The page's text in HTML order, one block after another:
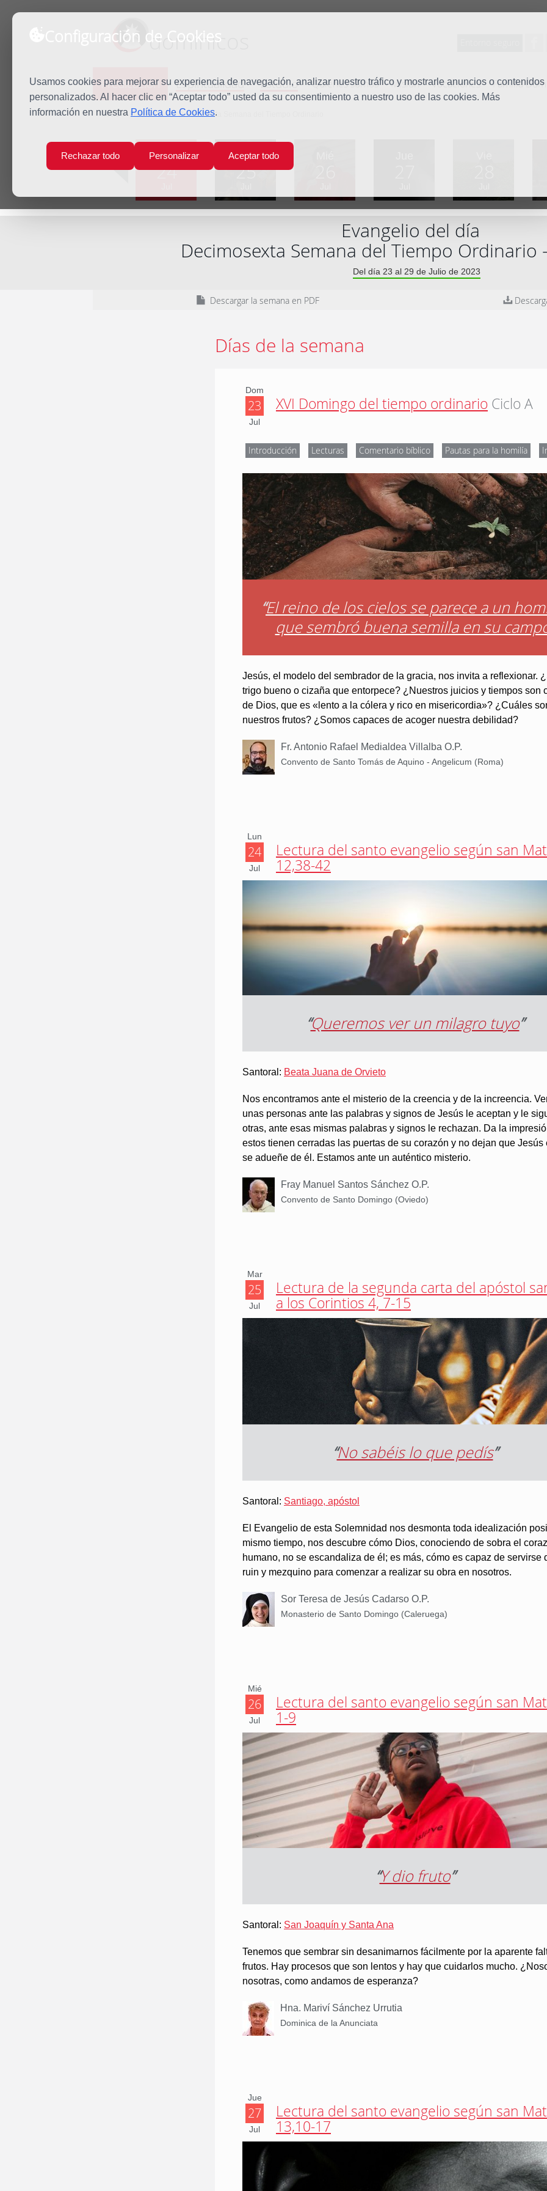
Configuración de Cookies
Usamos cookies para mejorar su experiencia de navegación, analizar nuestro tráfico y mostrarle anuncios o contenidos
personalizados. Al hacer clic en “Aceptar todo” usted da su consentimiento a nuestro uso de las cookies. Más
información en nuestra Política de Cookies.
Rechazar todo Personalizar Aceptar todo
dominicos
Predicación Espiritualidad Estudio Quiénes somos Misión Vocaciones Familia
Inicio Predicación Decimosexta Semana del Tiempo Ordinario
Lun
24
Mar
25
Evangelio del día
Decimosexta Semana del Tiempo Ordinario
Del día 23 al 29 de Julio de 2023
Descargar la semana en PDF
Días de la semana
Dom
23
Jul
XVI Domingo del tiempo ordinario Ciclo A
Introducción Lecturas Comentario bíblico Pautas para la homilía
“El reino de los cielos se parece a un
que sembró buena semilla en su
Jesús, el modelo del sembrador de la gracia, nos invita a reflexionar.
trigo bueno o cizaña que entorpece? ¿Nuestros juicios y tiempos son
de Dios, que es «lento a la cólera y rico en misericordia»? ¿Cuáles
nuestros frutos? ¿Somos capaces de acoger nuestra debilidad?
Fr. Antonio Rafael Medialdea Villalba O.P.
Convento de Santo Tomás de Aquino - Angelicum (Roma)
Lun
24
Jul
Lectura del santo evangelio según san
12,38-42
“Queremos ver un milagro tuyo”
Santoral: Beata Juana de Orvieto
Nos encontramos ante el misterio de la creencia y de la increencia.
unas personas ante las palabras y signos de Jesús le aceptan y le
otras, ante esas mismas palabras y signos le rechazan. Da la
estos tienen cerradas las puertas de su corazón y no dejan que Jesús
se adueñe de él. Estamos ante un auténtico misterio.
Fray Manuel Santos Sánchez O.P.
Convento de Santo Domingo (Oviedo)
Mar
25
Jul
Lectura de la segunda carta del apóstol
a los Corintios 4, 7-15
“No sabéis lo que pedís”
Santoral: Santiago, apóstol
El Evangelio de esta Solemnidad nos desmonta toda idealización
mismo tiempo, nos descubre cómo Dios, conociendo de sobra el
humano, no se escandaliza de él; es más, cómo es capaz de servirse
ruin y mezquino para comenzar a realizar su obra en nosotros.
Sor Teresa de Jesús Cadarso O.P.
Monasterio de Santo Domingo (Caleruega)
Mié
26
Jul
Lectura del santo evangelio según san
1-9
“Y dio fruto”
Santoral: San Joaquín y Santa Ana
Tenemos que sembrar sin desanimarnos fácilmente por la aparente
frutos. Hay procesos que son lentos y hay que cuidarlos mucho.
nosotras, como andamos de esperanza?
Hna. Mariví Sánchez Urrutia
Dominica de la Anunciata
Jue
27
Jul
Lectura del santo evangelio según san
13,10-17